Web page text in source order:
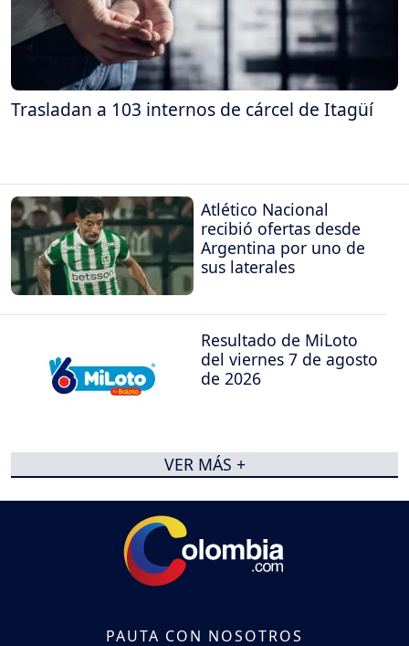
Trasladan a 103 internos de cárcel de Itagüí
Atlético Nacional
recibió ofertas desde
Argentina por uno de
sus laterales
Resultado de MiLoto
del viernes 7 de agosto
de 2026
VER MÁS +
PAUTA CON NOSOTROS